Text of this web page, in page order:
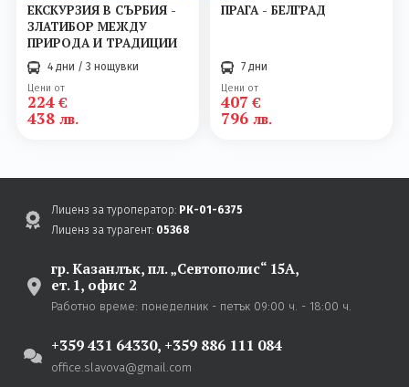
ЕКСКУРЗИЯ В СЪРБИЯ -
ЗЛАТИБОР МЕЖДУ
ПРИРОДА И ТРАДИЦИИ
4 дни / 3 нощувки
Цени от
224 €
438 лв.
ПРАГА - БЕЛГРАД
7 дни
Цени от
407 €
796 лв.
Лиценз за туроператор: РК-01-6375
Лиценз за турагент: 05368
гр. Казанлък, пл. „Севтополис“ 15А,
ет. 1, офис 2
Работно време: понеделник - петък 09:00 ч. - 18:00 ч.
+359 431 64330, +359 886 111 084
office.slavova@gmail.com